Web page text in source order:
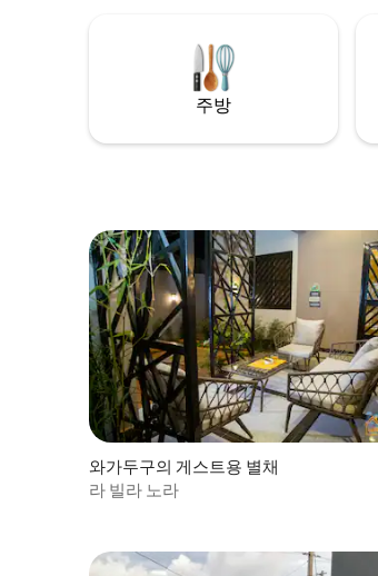
machine, cleaning service, and a
nighttime security guard for a
comfortable stay. Book today and
experience the comfort in the heart of
Ouaga!
주방
와가두구의 게스트용 별채
라 빌라 노라